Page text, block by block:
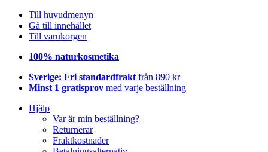
Till huvudmenyn
Gå till innehållet
Till varukorgen
100% naturkosmetika
Sverige: Fri standardfrakt från 890 kr
Minst 1 gratisprov med varje beställning
Hjälp
Var är min beställning?
Returnerar
Fraktkostnader